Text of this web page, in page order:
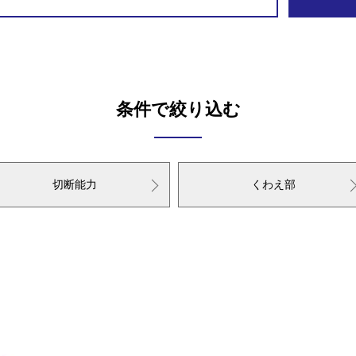
条件で絞り込む
切断能力 くわえ部